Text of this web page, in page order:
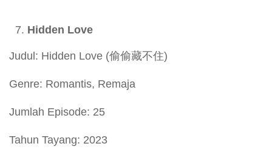
Hidden Love
Judul: Hidden Love (偷偷藏不住)
Genre: Romantis, Remaja
Jumlah Episode: 25
Tahun Tayang: 2023